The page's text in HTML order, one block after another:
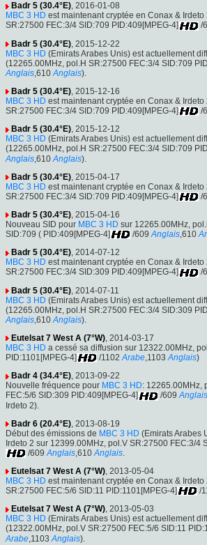
Badr 5 (30.4°E), 2016-01-08
MBC 3 HD est maintenant cryptée en Conax &
SR:27500 FEC:3/4 SID:709 PID:409[MPEG-4]
/
Badr 5 (30.4°E) , 2015-12-22
MBC 3 HD (Emirats Arabes Unis) est actuellement
(12265.00MHz, pol.H SR:27500 FEC:3/4 SID:709
Anglais,610 Anglais).
Badr 5 (30.4°E), 2015-12-16
MBC 3 HD est maintenant cryptée en Conax &
SR:27500 FEC:3/4 SID:709 PID:409[MPEG-4]
/
Badr 5 (30.4°E), 2015-12-12
MBC 3 HD (Emirats Arabes Unis) est actuellement
(12265.00MHz, pol.H SR:27500 FEC:3/4 SID:709
Anglais ,610 Anglais).
Badr 5 (30.4°E) , 2015-04-17
MBC 3 HD est maintenant cryptée en Conax &
SR:27500 FEC:3/4 SID:709 PID:409[MPEG-4]
/
Badr 5 (30.4°E), 2015-04-16
Nouveau SID pour MBC 3 HD sur 12265.00MHz,
SID:709 ( PID:409[MPEG-4]
/609 Anglais,610
Badr 5 (30.4°E), 2014-07-12
MBC 3 HD est maintenant cryptée en Conax &
SR:27500 FEC:3/4 SID:309 PID:409[MPEG-4]
/
Badr 5 (30.4°E) , 2014-07-11
MBC 3 HD (Emirats Arabes Unis) est actuellement
(12265.00MHz, pol.H SR:27500 FEC:3/4 SID:309
Anglais,610 Anglais).
Eutelsat 7 West A (7°W), 2014-03-17
MBC 3 HD a cessé sa diffusion sur 12322.00MHz,
PID:1101[MPEG-4]
/1102 Arabe,1103 Anglais)
Badr 4 (34.4°E), 2013-09-22
Nouvelle fréquence pour MBC 3 HD: 12265.00MHz,
FEC:5/6 SID:309 PID:409[MPEG-4]
/609 Anglais
Irdeto 2).
Badr 6 (20.4°E) , 2013-08-19
Début des émissions de MBC 3 HD (Emirats Arabes
Irdeto 2 sur 12399.00MHz, pol.V SR:27500 FEC:3/4
/609 Anglais ,610 Anglais
Eutelsat 7 West A (7°W), 2013-05-04
MBC 3 HD est maintenant cryptée en Conax &
SR:27500 FEC:5/6 SID:11 PID:1101[MPEG-4]
/
Eutelsat 7 West A (7°W), 2013-05-03
MBC 3 HD (Emirats Arabes Unis) est actuellement
(12322.00MHz, pol.V SR:27500 FEC:5/6 SID:11
Arabe ,1103 Anglais).